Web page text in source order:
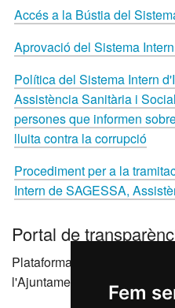
Fem
Accés a la Bústia del
Aprovació del Sistema
Política del Sistema Intern
Assistència Sanitària i
persones que informen
lluita contra la corrupció
Procediment per a la
Intern de SAGESSA,
Portal de
Plataforma que agrupa els
l'Ajuntament de Reus i les